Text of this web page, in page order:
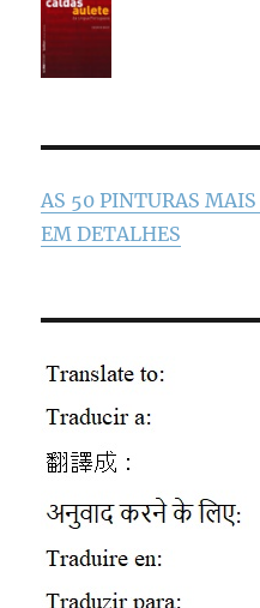
AS 50 PINTURAS
EM DETALHES